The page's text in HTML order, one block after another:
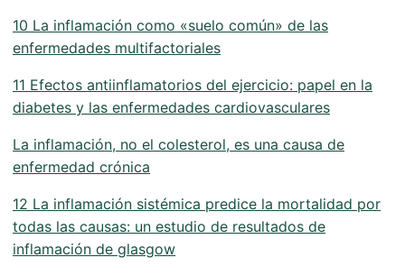
10 La inflamación como «suelo común» de las
enfermedades multifactoriales
11 Efectos antiinflamatorios del ejercicio: papel en la
diabetes y las enfermedades cardiovasculares
La inflamación, no el colesterol, es una causa de
enfermedad crónica
12 La inflamación sistémica predice la mortalidad por
todas las causas: un estudio de resultados de
inflamación de glasgow